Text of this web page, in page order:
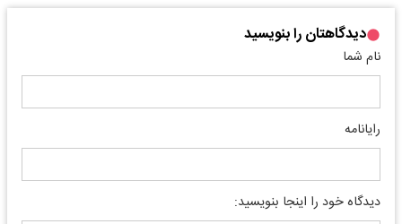
دیدگاهتان را بنویسید
نام شما
رایانامه
دیدگاه خود را اینجا بنویسید: